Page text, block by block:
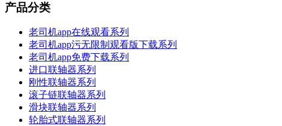
产品分类
老司机app在线观看系列
老司机app污无限制观看版下载系列
老司机app免费下载系列
进口联轴器系列
刚性联轴器系列
滚子链联轴器系列
滑块联轴器系列
轮胎式联轴器系列